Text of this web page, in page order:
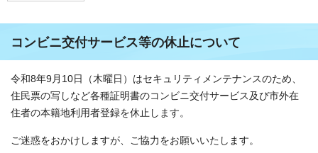
コンビニ交付サービス等の休止について
令和8年9月10日（木曜日）はセキュリティメンテナンスのため、
住民票の写しなど各種証明書のコンビニ交付サービス及び市外在
住者の本籍地利用者登録を休止します。
ご迷惑をおかけしますが、ご協力をお願いいたします。